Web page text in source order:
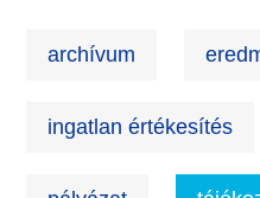
archívum
ingatlan értékesítés